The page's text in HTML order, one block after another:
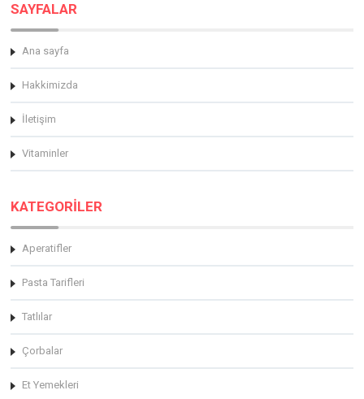
SAYFALAR
Ana sayfa
Hakkimizda
İletişim
Vitaminler
KATEGORİLER
Aperatifler
Pasta Tarifleri
Tatlılar
Çorbalar
Et Yemekleri